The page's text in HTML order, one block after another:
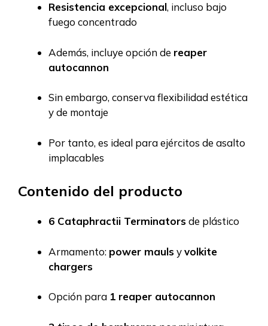
Resistencia excepcional, incluso bajo
fuego concentrado
Además, incluye opción de reaper
autocannon
Sin embargo, conserva flexibilidad estética
y de montaje
Por tanto, es ideal para ejércitos de asalto
implacables
Contenido del producto
6 Cataphractii Terminatorsde plástico
Armamento: power maulsyvolkite
chargers
Opción para 1 reaper autocannon